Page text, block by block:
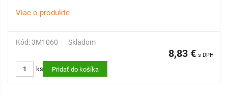
Viac o produkte
Kód: 3M1060 Skladom
8,83 € s DPH
ks Pridať do košíka